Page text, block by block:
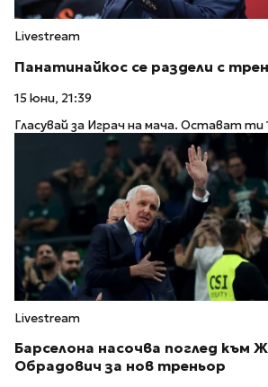
Livestream
Панатинайкос се раздели с
15 юни, 21:39
Гласувай за Играч на мача. Остават ти
Livestream
Барселона насочва поглед към
Обрадович за нов треньор